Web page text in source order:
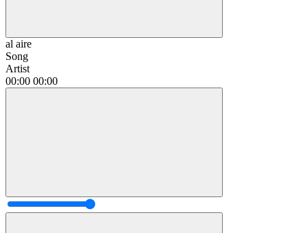
al aire
Song
Artist
00:00 00:00